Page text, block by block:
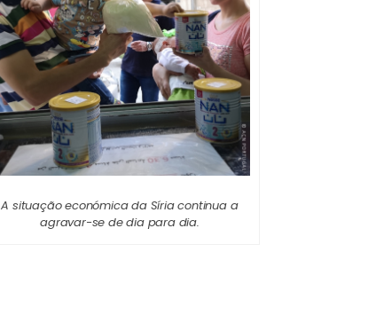
A situação económica da Síria continua a
agravar-se de dia para dia.